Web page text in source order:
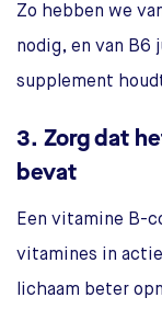
Zo hebben we
nodig, en van B6
supplement
3. Zorg dat
bevat
Een vitamine B-
vitamines in
lichaam beter